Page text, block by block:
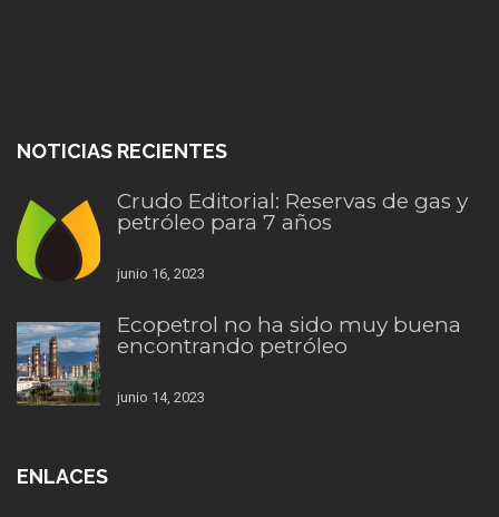
NOTICIAS RECIENTES
Crudo Editorial: Reservas de gas y
petróleo para 7 años
junio 16, 2023
Ecopetrol no ha sido muy buena
encontrando petróleo
junio 14, 2023
ENLACES